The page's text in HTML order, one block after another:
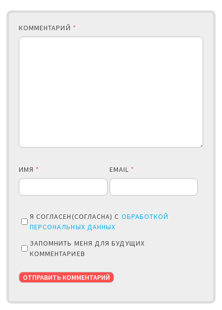
КОММЕНТАРИЙ *
ИМЯ * EMAIL *
Я СОГЛАСЕН(СОГЛАСНА) С ОБРАБОТКОЙ
ПЕРСОНАЛЬНЫХ ДАННЫХ
ЗАПОМНИТЬ МЕНЯ ДЛЯ БУДУЩИХ
КОММЕНТАРИЕВ